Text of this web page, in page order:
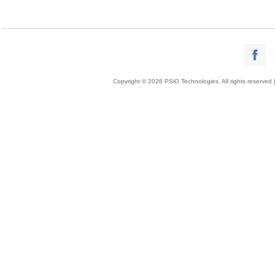
Copyright © 2026 PSiO Technologies. All rights reserved